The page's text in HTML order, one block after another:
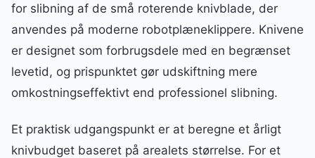
for slibning af de små roterende knivblade, der
anvendes på moderne robotplæneklippere. Knivene
er designet som forbrugsdele med en begrænset
levetid, og prispunktet gør udskiftning mere
omkostningseffektivt end professionel slibning.
Et praktisk udgangspunkt er at beregne et årligt
knivbudget baseret på arealets størrelse. For et